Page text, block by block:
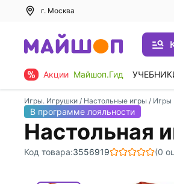
г. Москва
Акции Майшоп.Гид
Игры. Игрушки / Настольные игры / Игры
В программе лояльности
Настольная
Код товара:3556919 (0